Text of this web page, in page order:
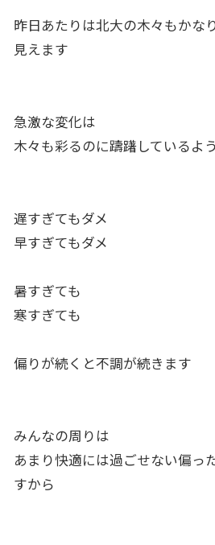
昨日あたりは北大の木々もかな
見えます
急激な変化は
木々も彩るのに躊躇しているよ
遅すぎてもダメ
早すぎてもダメ
暑すぎても
寒すぎても
偏りが続くと不調が続きます
みんなの周りは
あまり快適には過ごせない偏っ
すから